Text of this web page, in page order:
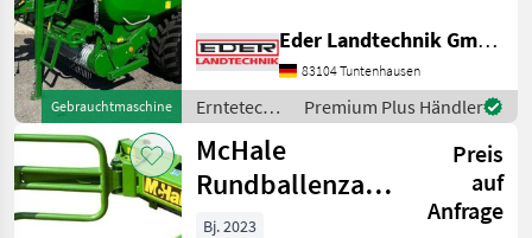
Gebrauchtmaschine
Ballenrampe, Druckluft
Bereifung (h): 560/45 R22.5,
Geschwindigkeit: 40 km/h,
Ballenzahl: 832 Stck,
Ballenmaß (min. Du
Eder Landtechnik GmbH
83104 Tuntenhausen
Erntetechnik
Grünland /
McHale
Premium Plus Händler
McHale
Rundballenzange
R5
Preis
auf
Anfrage
Bj. 2023